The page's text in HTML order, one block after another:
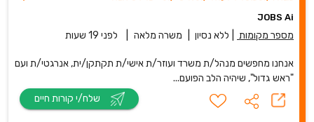
JOBS Ai
מספר מקומות ללא נסיון משרה מלאה לפני 19 שעות
אנחנו מחפשים מנהל/ת משרד ועוזר/ת אישי/ת תקתקן/ית, אנרגטי/ת ועם
"ראש גדול", שיהיה הלב הפועם...